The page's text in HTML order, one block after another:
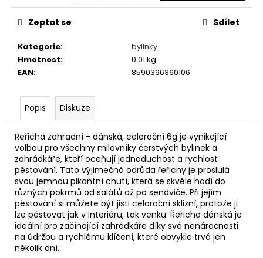
cena:
Kategorie:
bylinky
Hmotnost:
0.01 kg
EAN: 8590396360106
Zeptat se Sdílet
Popis Diskuze
Řeřicha zahradní - dánská, celoroční 6g je vynikající
volbou pro všechny milovníky čerstvých bylinek a
zahrádkáře, kteří oceňují jednoduchost a rychlost
pěstování. Tato výjimečná odrůda řeřichy je proslulá
svou jemnou pikantní chutí, která se skvěle hodí do
různých pokrmů od salátů až po sendviče. Při jejím
pěstování si můžete být jisti celoroční sklizní, protože ji
lze pěstovat jak v interiéru, tak venku. Řeřicha dánská je
ideální pro začínající zahrádkáře díky své nenáročnosti
na údržbu a rychlému klíčení, které obvykle trvá jen
několik dní.
e
KONZERVA
LOUIE
JEHNĚČÍ
400G